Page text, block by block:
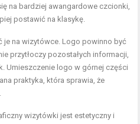
na bardziej awangardowe czcionki,
postawić na klasykę.
je na wizytówce. Logo powinno być
przytłoczy pozostałych informacji,
Umieszczenie logo w górnej części
praktyka, która sprawia, że
wizytówki jest estetyczny i